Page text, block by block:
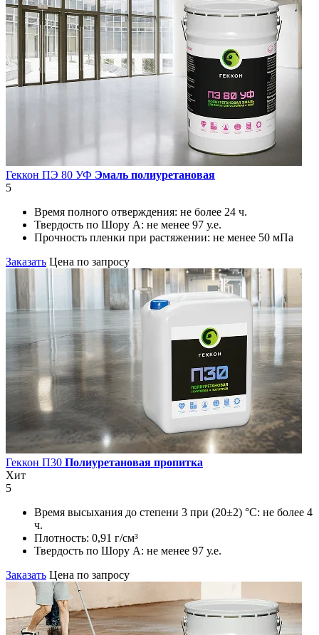
Геккон ПЭ 80 УФ Эмаль полиуретановая
5
Время полного отверждения: не более 24 ч.
Твердость по Шору А: не менее 97 у.е.
Прочность пленки при растяжении: не менее 50 мПа
Заказать Цена по запросу
Геккон П30 Полиуретановая пропитка
Хит
5
Время высыхания до степени 3 при (20±2) °С: не более 4
ч.
Плотность: 0,91 г/см³
Твердость по Шору А: не менее 97 у.е.
Заказать Цена по запросу